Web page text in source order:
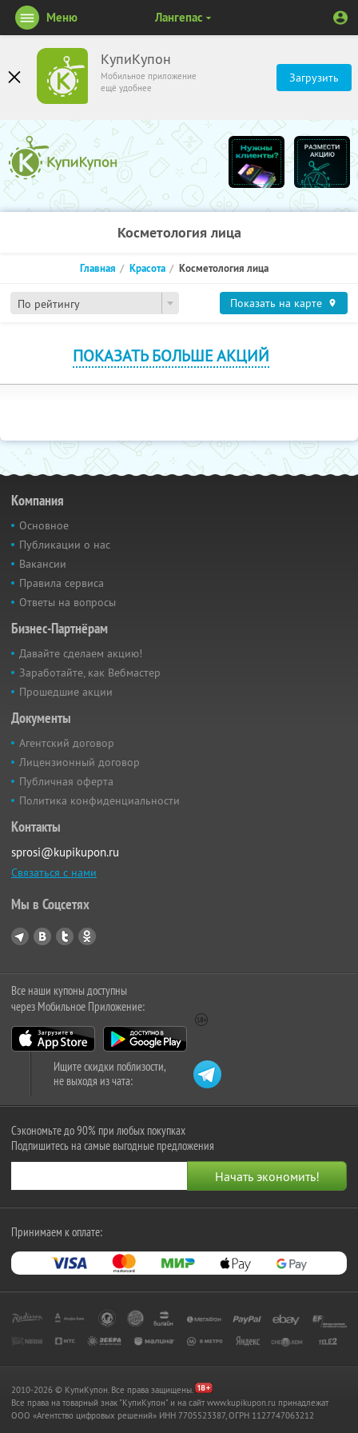
КупиКупон
Мобильное приложение
ещё удобнее
Загрузить
Меню Лангепас
Косметология лица
По рейтингу
Главная Красота Косметология лица
Показать на карте
ПОКАЗАТЬ БОЛЬШЕ АКЦИЙ
Компания
Основное
Публикации о нас
Вакансии
Правила сервиса
Ответы на вопросы
Бизнес-Партнёрам
Давайте сделаем акцию!
Заработайте, как Вебмастер
Прошедшие акции
Документы
Агентский договор
Лицензионный договор
Публичная оферта
Политика конфиденциальности
Контакты
sprosi@kupikupon.ru
Связаться с нами
Мы в Соцсетях
Все наши купоны доступны
через Мобильное Приложение:
Ищите скидки поблизости,
не выходя из чата:
Сэкономьте до 90% при любых покупках
Подпишитесь на самые выгодные предложения
Принимаем к оплате:
2010-2026 © КупиКупон. Все права защищены.
Все права на товарный знак "КупиКупон" и на сайт www.kupikupon.ru принадлежат
OOO «Агентство цифровых решений» ИНН 7705523387, ОГРН 1127747063212